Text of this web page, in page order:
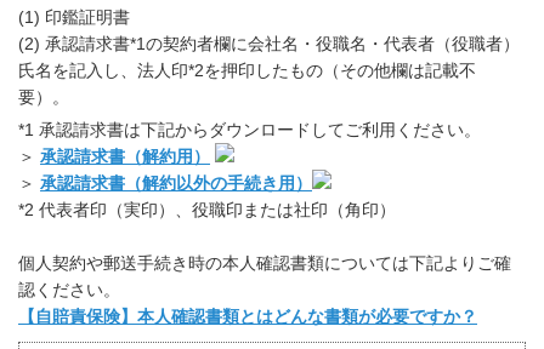
(1) 印鑑証明書
(2) 承認請求書*1の契約者欄に会社名・役職名・代表者（役職者）
氏名を記入し、法人印*2を押印したもの（その他欄は記載不
要）。
*1 承認請求書は下記からダウンロードしてご利用ください。
＞ 承認請求書（解約用）
＞ 承認請求書（解約以外の手続き用）
*2 代表者印（実印）、役職印または社印（角印）
個人契約や郵送手続き時の本人確認書類については下記よりご確
認ください。
【自賠責保険】本人確認書類とはどんな書類が必要ですか？